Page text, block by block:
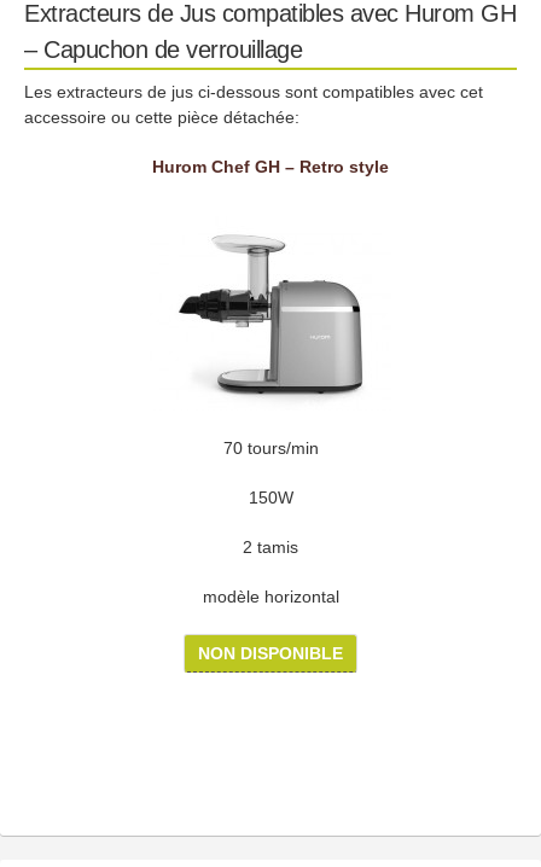
Extracteurs de Jus compatibles avec Hurom GH
– Capuchon de verrouillage
Les extracteurs de jus ci-dessous sont compatibles avec cet
accessoire ou cette pièce détachée:
Hurom Chef GH – Retro style
70 tours/min
150W
2 tamis
modèle horizontal
NON DISPONIBLE